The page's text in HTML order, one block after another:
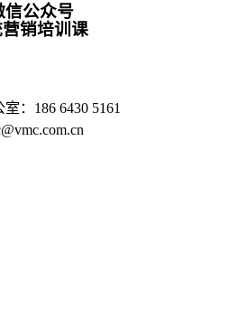
信公众号
销培训课
：186 6430 5161